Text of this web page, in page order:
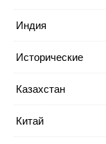
Индия
Исторические
Казахстан
Китай